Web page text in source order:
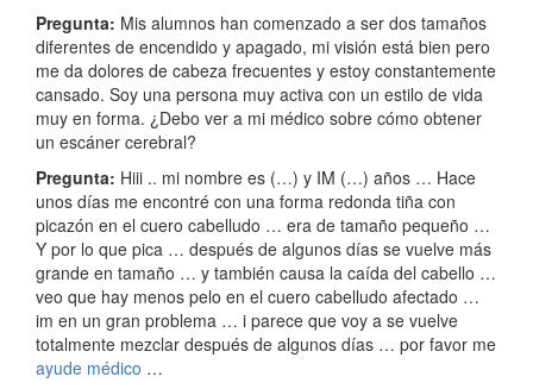
Pregunta: Mis alumnos han comenzado a ser dos tamaños
diferentes de encendido y apagado, mi visión está bien pero
me da dolores de cabeza frecuentes y estoy constantemente
cansado. Soy una persona muy activa con un estilo de vida
muy en forma. ¿Debo ver a mi médico sobre cómo obtener
un escáner cerebral?
Pregunta: Hiii .. mi nombre es (…) y IM (…) años … Hace
unos días me encontré con una forma redonda tiña con
picazón en el cuero cabelludo … era de tamaño pequeño …
Y por lo que pica … después de algunos días se vuelve más
grande en tamaño … y también causa la caída del cabello …
veo que hay menos pelo en el cuero cabelludo afectado …
im en un gran problema … i parece que voy a se vuelve
totalmente mezclar después de algunos días … por favor me
ayude médico …